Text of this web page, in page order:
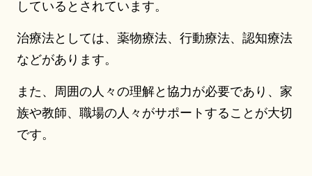
しているとされています。
治療法としては、薬物療法、行動療法、認知療法
などがあります。
また、周囲の人々の理解と協力が必要であり、家
族や教師、職場の人々がサポートすることが大切
です。